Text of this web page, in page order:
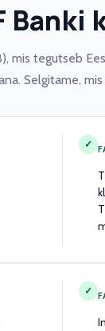
Banki
mis tegutseb
Selgitame,
✓
✓